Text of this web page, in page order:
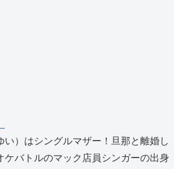
い）はシングルマザー！旦那と離婚し
ケバトルのマック店員シンガーの出身